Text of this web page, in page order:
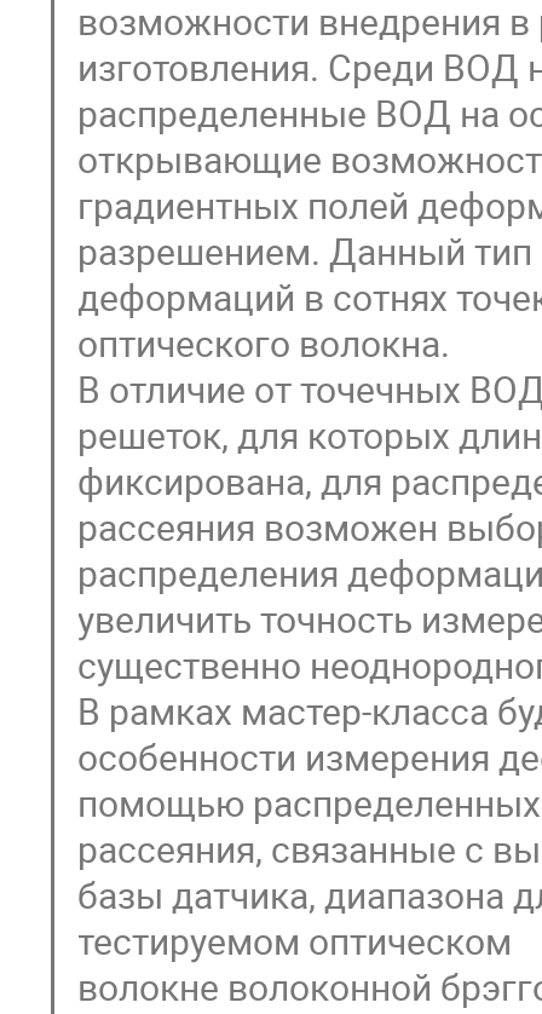
возможности внедрения
изготовления. Среди ВОД
распределенные ВОД на
открывающие
градиентных полей
разрешением. Данный
деформаций в сотнях
оптического волокна.
В отличие от точечных
решеток, для которых
фиксирована, для
рассеяния возможен
распределения
увеличить точность
существенно
В рамках мастер-класса
особенности измерения
помощью
рассеяния, связанные с
базы датчика, диапазона
тестируемом оптическом
волокне волоконной